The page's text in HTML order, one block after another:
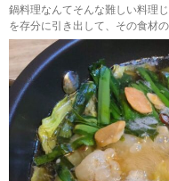
鍋料理なんてそんな難しい料理
を存分に引き出して、その食材